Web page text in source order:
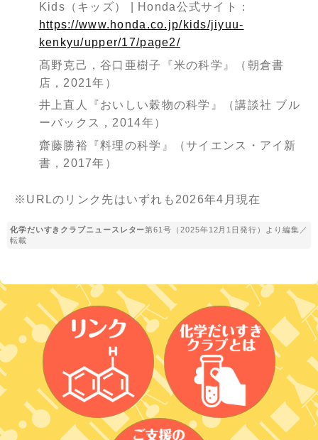
Kids（キッズ） | Honda公式サイト：
https://www.honda.co.jp/kids/jiyuu-
kenkyu/upper/17/page2/
髙野克己，谷口亜樹子『米の科学』（朝倉書
店，2021年）
井上直人『おいしい穀物の科学』（講談社 ブル
ーバックス，2014年）
齋藤勝裕『料理の科学』（サイエンス・アイ新
書，2017年）
※URLのリンク先はいずれも2026年4月現在
化学だいすきクラブニュースレター第61号（2025年12月1日発行）より編集／
転載